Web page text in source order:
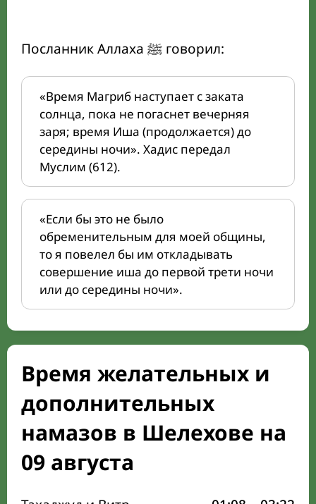
Посланник Аллаха ﷺ говорил:
«Время Магриб наступает с заката
солнца, пока не погаснет вечерняя
заря; время Иша (продолжается) до
середины ночи». Хадис передал
Муслим (612).
«Если бы это не было
обременительным для моей общины,
то я повелел бы им откладывать
совершение иша до первой трети ночи
или до середины ночи».
Время желательных и
дополнительных
намазов в Шелехове на
09 августа